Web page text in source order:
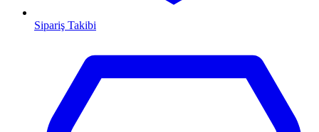
Sipariş Takibi